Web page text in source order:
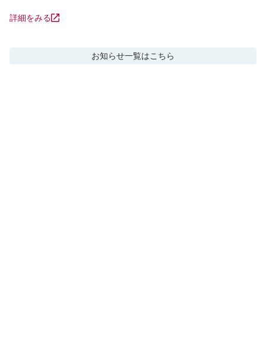
詳細をみる
お知らせ一覧はこちら